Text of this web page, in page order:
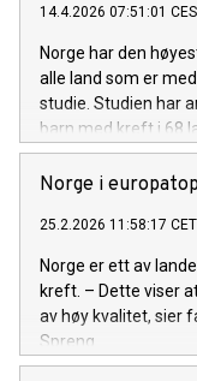
14.4.2026 07:51:01
Norge har den
alle land som er
studie. Studien har
barn med kreft i 68
Norge i
25.2.2026 11:58:17 CET
Norge er ett av
kreft. – Dette viser
av høy kvalitet, sier
Spreng.